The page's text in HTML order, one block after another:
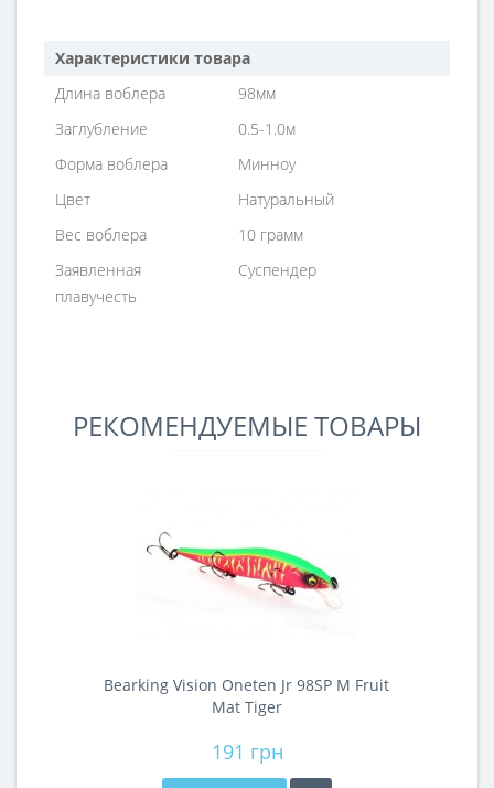
Характеристики товара
Длина воблера
98мм
Заглубление
0.5-1.0м
Форма воблера
Минноу
Цвет
Натуральный
Вес воблера
10 грамм
Заявленная
плавучесть
Суспендер
РЕКОМЕНДУЕМЫЕ ТОВАРЫ
Bearking Vision Oneten Jr 98SP M Fruit
Mat Tiger
191 грн